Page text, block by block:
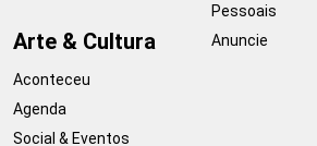
Arte & Cultura
Aconteceu
Agenda
Social & Eventos
Pessoais
Anuncie